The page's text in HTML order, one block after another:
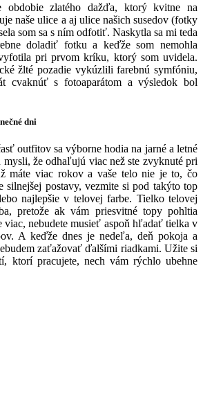
obdobie zlatého dažďa, ktorý kvitne na
naše ulice a aj ulice našich susedov (fotky
som sa s ním odfotiť. Naskytla sa mi teda
doladiť fotku a keďže som nemohla
pri prvom kríku, ktorý som uvidela.
žlté pozadie vykúzlili farebnú symfóniu,
cvaknúť s fotoaparátom a výsledok bol
dni
outfitov sa výborne hodia na jarné a letné
mysli, že odhaľujú viac než ste zvyknuté pri
máte viac rokov a vaše telo nie je to, čo
silnejšej postavy, vezmite si pod takýto top
najlepšie v telovej farbe. Tielko telovej
pretože ak vám priesvitné topy pohltia
viac, nebudete musieť aspoň hľadať tielka v
A keďže dnes je nedeľa, deň pokoja a
zaťažovať ďalšími riadkami. Užite si
ktorí pracujete, nech vám rýchlo ubehne